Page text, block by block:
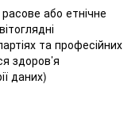
або етнічне
та професійних
здоров’я
даних)